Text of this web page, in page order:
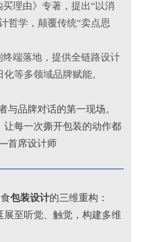
理由》专著，提出“以消
哲学，颠覆传统“卖点思
端落地，提供全链路设计
等多领域品牌赋能。
与品牌对话的第一现场。
每一次撕开包装的动作都
首席设计师
包装设计的三维重构：
展至听觉、触觉，构建多维